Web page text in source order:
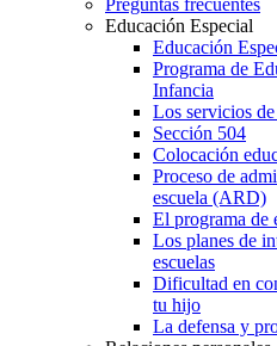
Educación Especial
Educación
Programa de
Infancia
Los servicios
Sección 504
Colocación
Proceso de
escuela (ARD)
El programa de
Los planes de
escuelas
Dificultad en
tu hijo
La defensa y